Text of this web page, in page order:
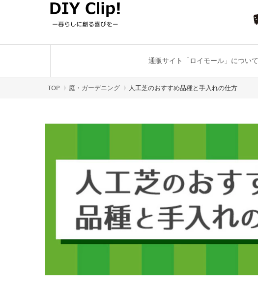
通販サイト「ロイモール」について
TOP 庭・ガーデニング 人工芝のおすすめ品種と手入れの仕方